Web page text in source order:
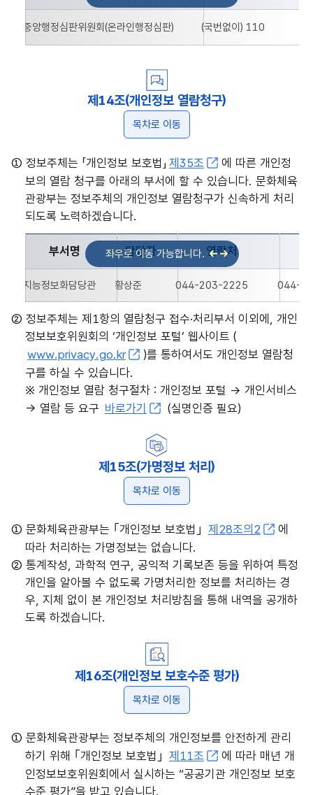
중앙행정심판위원회(온라인행정심판) (국번없이) 110
제14조(개인정보 열람청구)
목차로 이동
① 정보주체는 「개인정보 보호법」 제35조
에 따른 개인정
보의 열람 청구를 아래의 부서에 할 수 있습니다. 문화체육
관광부는 정보주체의 개인정보 열람청구가 신속하게 처리
되도록 노력하겠습니다.
부서명 담당자 연락처
지능정보화담당관 황상준 044-203-2225 044-
② 정보주체는 제1항의 열람청구 접수·처리부서 이외에, 개인
정보보호위원회의 ‘개인정보 포털’ 웹사이트 (
www.privacy.go.kr
)를 통하여서도 개인정보 열람청
구를 하실 수 있습니다.
※ 개인정보 열람 청구절차 : 개인정보 포털 → 개인서비스
→ 열람 등 요구 바로가기 (실명인증 필요)
제15조(가명정보 처리)
목차로 이동
① 문화체육관광부는 ｢개인정보 보호법｣ 제28조의2
에
따라 처리하는 가명정보는 없습니다.
② 통계작성, 과학적 연구, 공익적 기록보존 등을 위하여 특정
개인을 알아볼 수 없도록 가명처리한 정보를 처리하는 경
우, 지체 없이 본 개인정보 처리방침을 통해 내역을 공개하
도록 하겠습니다.
제16조(개인정보 보호수준 평가)
목차로 이동
① 문화체육관광부는 정보주체의 개인정보를 안전하게 관리
하기 위해 ｢개인정보 보호법｣ 제11조
에 따라 매년 개
인정보보호위원회에서 실시하는 “공공기관 개인정보 보호
수준 평가”을 받고 있습니다.